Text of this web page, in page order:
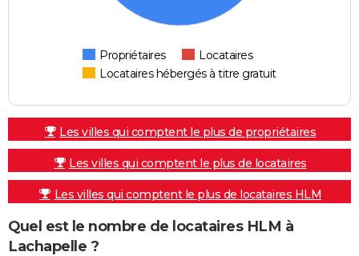
Propriétaires
Locataires
Locataires hébergés à titre gratuit
Les villes qui comptent le plus de propriétaires
Les villes qui comptent le plus de locataires
Les villes qui comptent le plus de locataires HLM
Quel est le nombre de locataires HLM à
Lachapelle ?